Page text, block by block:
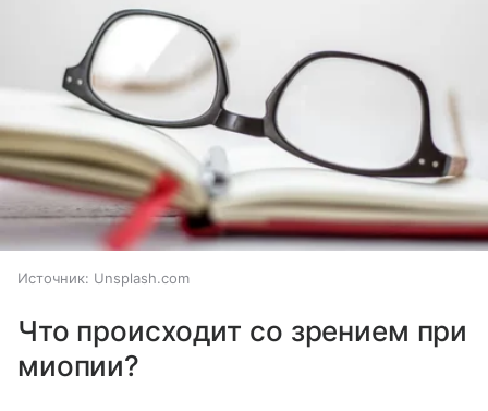
Источник: Unsplash.com
Что происходит со зрением при
миопии?